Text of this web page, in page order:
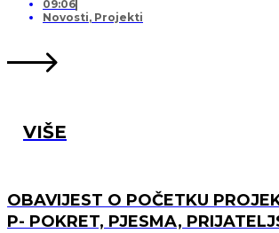
09:06
Novosti, Projekti
VIŠE
OBAVIJEST O POČETKU
P- POKRET, PJESMA,